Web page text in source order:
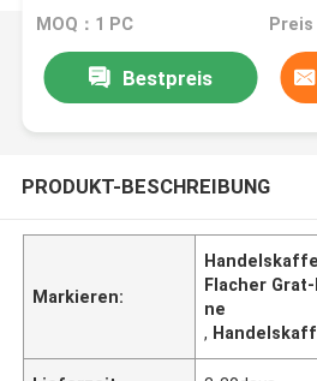
reibender
MOQ：1 PC
Bestpreis
PRODUKT-BESCHREIBUNG
Markieren:
Flacher
ne
,